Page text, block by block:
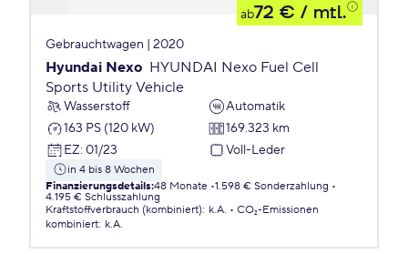
ab72 € / mtl.
Gebrauchtwagen | 2020
Hyundai Nexo HYUNDAI Nexo Fuel Cell
Sports Utility Vehicle
Wasserstoff
Automatik
163 PS (120 kW)
169.323 km
EZ: 01/23 Voll-Leder
in 4 bis 8 Wochen
Finanzierungsdetails:48 Monate 1.598 € Sonderzahlung
4.195 € Schlusszahlung
Kraftstoffverbrauch (kombiniert): k.A.
CO₂-Emissionen
kombiniert: k.A.